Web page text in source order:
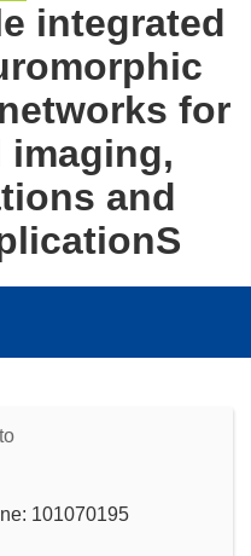
integrated
for
imaging,
and
101070195